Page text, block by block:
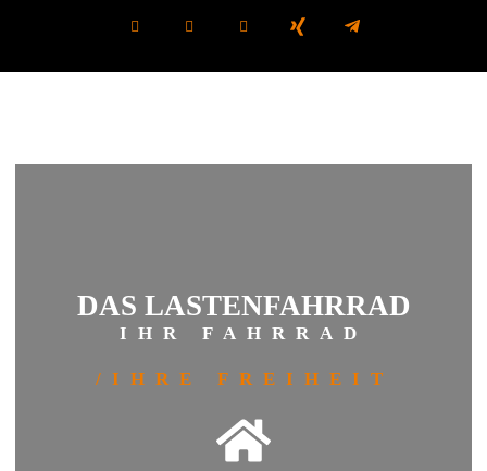
DAS LASTENFAHRRAD
IHR FAHRRAD
/IHRE FREIHEIT